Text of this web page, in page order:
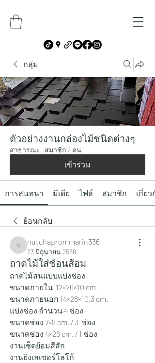
กลุ่ม
ตัวอย่างงานกล่องไม้ชนิดต่างๆ
สาธารณะ · สมาชิก 2 คน
เข้าร่วม
การสนทนา มีเดีย ไฟล์ สมาชิก เกี่ยว
ย้อนกลับ
nutchaprommarin336
nutchaprommarin336
23 มิถุนายน 2568
ถาดไม้ใส่ช้อนส้อม
ถาดไม้สนแบบแบ่งช่อง
ขนาดภายใน  12×26×10 cm.
ขนาดภายนอก 14×28×10.3 cm.
แบ่งช่อง จำนวน 4 ช่อง
ขนาดช่อง 7×8 cm. / 3  ช่อง
ขนาดช่อง 4×26 cm. / 1 ช่อง
งานเช็ดย้อมสีสัก
งานยิงเลเซอร์โลโก้